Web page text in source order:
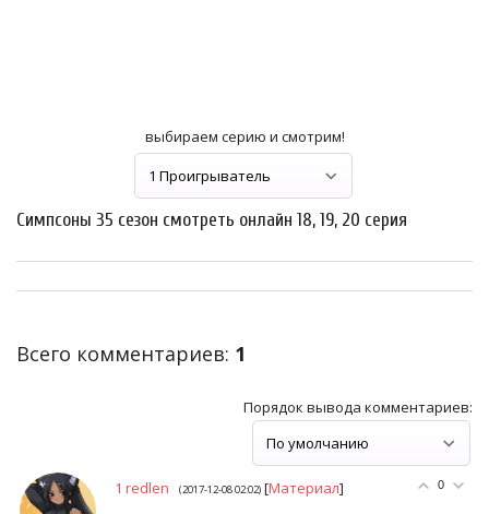
выбираем серию и смотрим!
Симпсоны 35 сезон смотреть онлайн 18, 19, 20 серия
Всего комментариев: 1
Порядок вывода комментариев:
0
1 redlen (2017-12-08 02:02) [Материал]